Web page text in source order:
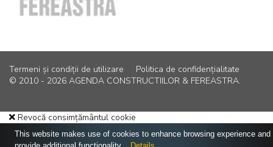
Termeni și condiții de utilizare
Politica de confidențialitate
© 2010 - 2026 AGENDA CONSTRUCTIILOR & FEREASTRA.
Revocă consimțământul cookie
This website makes use of cookies to enhance browsing experience and